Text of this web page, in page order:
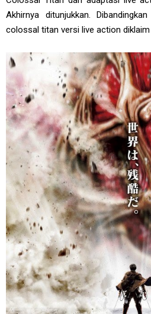
Akhirnya ditunjukkan.
colossal titan versi live action diklaim